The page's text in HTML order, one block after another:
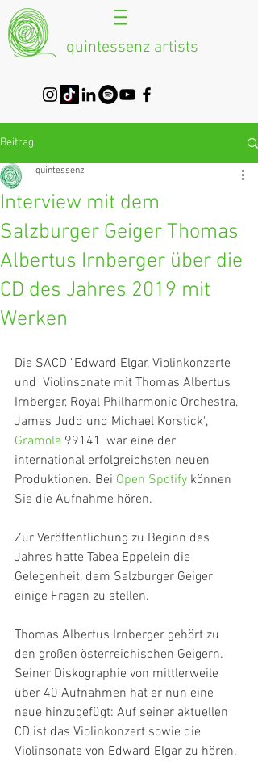
quintessenz artists
Beitrag
Interview mit dem
Salzburger Geiger Thomas
Albertus Irnberger über die
CD des Jahres 2019 mit
Werken
quintessenz
Die SACD "Edward Elgar, Violinkonzerte
und  Violinsonate mit Thomas Albertus
Irnberger, Royal Philharmonic Orchestra,
James Judd und Michael Korstick",
Gramola 99141, war eine der
international erfolgreichsten neuen
Produktionen. Bei Open Spotify können
Sie die Aufnahme hören.
Zur Veröffentlichung zu Beginn des
Jahres hatte Tabea Eppelein die
Gelegenheit, dem Salzburger Geiger
einige Fragen zu stellen.
Thomas Albertus Irnberger gehört zu
den großen österreichischen Geigern.
Seiner Diskographie von mittlerweile
über 40 Aufnahmen hat er nun eine
neue hinzugefügt: Auf seiner aktuellen
CD ist das Violinkonzert sowie die
Violinsonate von Edward Elgar zu hören.